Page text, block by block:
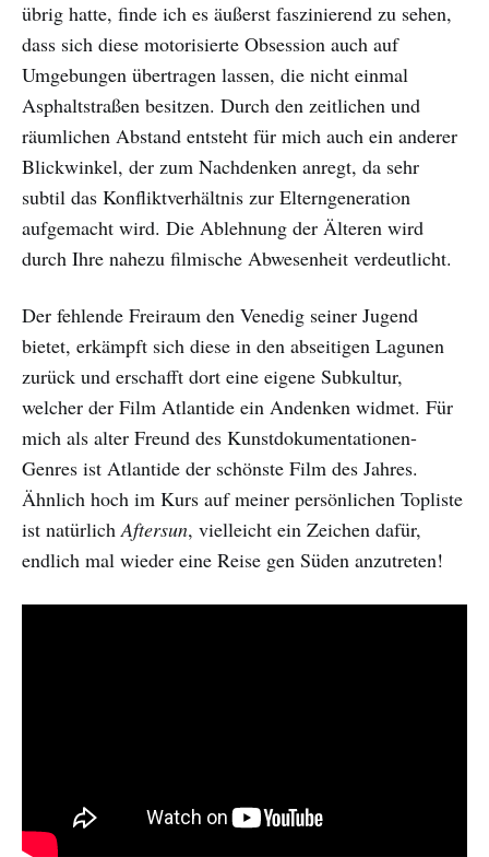
übrig hatte, finde ich es äußerst faszinierend zu sehen,
dass sich diese motorisierte Obsession auch auf
Umgebungen übertragen lassen, die nicht einmal
Asphaltstraßen besitzen. Durch den zeitlichen und
räumlichen Abstand entsteht für mich auch ein anderer
Blickwinkel, der zum Nachdenken anregt, da sehr
subtil das Konfliktverhältnis zur Elterngeneration
aufgemacht wird. Die Ablehnung der Älteren wird
durch Ihre nahezu filmische Abwesenheit verdeutlicht.
Der fehlende Freiraum den Venedig seiner Jugend
bietet, erkämpft sich diese in den abseitigen Lagunen
zurück und erschafft dort eine eigene Subkultur,
welcher der Film Atlantide ein Andenken widmet. Für
mich als alter Freund des Kunstdokumentationen-
Genres ist Atlantide der schönste Film des Jahres.
Ähnlich hoch im Kurs auf meiner persönlichen Topliste
ist natürlichAftersun, vielleicht ein Zeichen dafür,
endlich mal wieder eine Reise gen Süden anzutreten!